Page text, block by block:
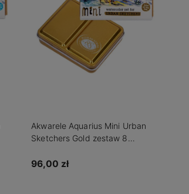
Akwarele Aquarius Mini Urban
Sketchers Gold zestaw 8
96,00 zł